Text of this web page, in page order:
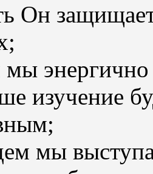
Он защищает
изучение
мы